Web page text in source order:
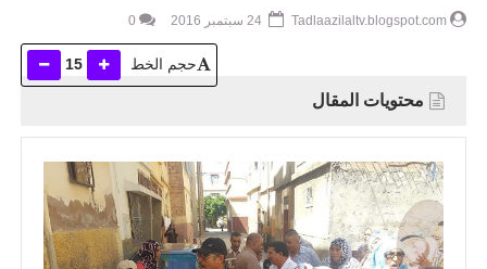
Tadlaazilaltv.blogspot.com
0
حجم الخط 15
محتويات المقال